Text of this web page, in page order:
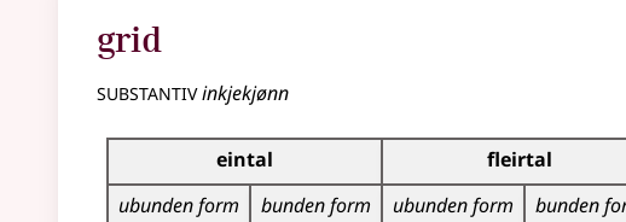
grid
substantivinkjekjønn
Bøyningstabell for dette substantivet
eintal
fleirtal
ubunden form
bunden form ubunden form
bunden